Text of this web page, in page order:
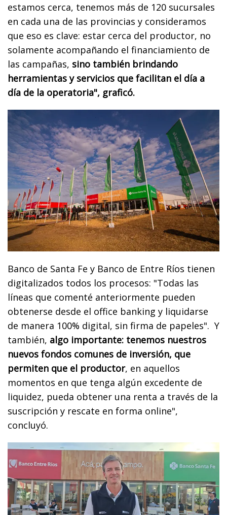
estamos cerca, tenemos más de 120 sucursales
en cada una de las provincias y consideramos
que eso es clave: estar cerca del productor, no
solamente acompañando el financiamiento de
las campañas, sino también brindando
herramientas y servicios que facilitan el día a
día de la operatoria", graficó.
Banco de Santa Fe y Banco de Entre Ríos tienen
digitalizados todos los procesos: "Todas las
líneas que comenté anteriormente pueden
obtenerse desde el office banking y liquidarse
de manera 100% digital, sin firma de papeles". Y
también, algo importante: tenemos nuestros
nuevos fondos comunes de inversión, que
permiten que el productor, en aquellos
momentos en que tenga algún excedente de
liquidez, pueda obtener una renta a través de la
suscripción y rescate en forma online",
concluyó.